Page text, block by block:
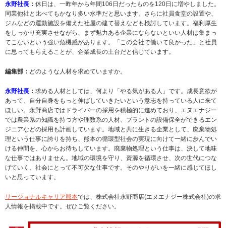
永野社長 ： 休日は、一昨年から年間106日だったものを120日に増やしました。
同業他社と比べてもかなり多い水準だと思います。さらに社員食堂の設置や、
ジムなどの運動施設を備えた社屋の建て替えなども検討しています。福利厚生
をしっかり充実させながら、まず魅力ある企業にならないといい人材は集まっ
てこないという強い危機感があります。「この会社で働いて良かった」と社員
に思ってもらえることが、企業成長の土台だと信じています。
編集部： どのような人材を求めていますか。
永野社長 ： 求める人材としては、何より「やる気がある人」です。成長意欲が
あって、自分自身をもっと伸ばしていきたいという意志を持っている人に来て
ほしい。永野商店ではドライバーの採用を積極的に進めており、エヌエナジー
では農業系の知識を持つ方や理数系の人材、プラントの設備保全ができるエン
ジニアなどの採用も計画しています。地域と共に生きる企業として、廃棄物処
理という仕事に誇りを持ち、熊本の循環型社会の実現に向けて一緒に歩んでい
ける仲間を、心からお待ちしています。廃棄物処理という仕事は、決して地味
な仕事ではありません。地域の環境を守り、資源を循環させ、次の世代につな
げていく、社会にとって不可欠な仕事です。そのやりがいを一緒に感じてほし
いと思っています。
リージョナルキャリア熊本では、株式会社永野商店(エヌエナジー株式会社)の求
人情報を掲載中です。ぜひご覧ください。